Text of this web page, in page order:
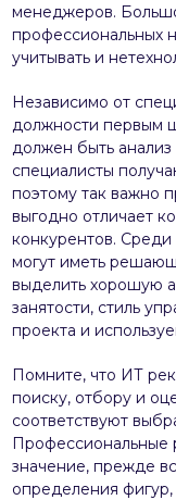
менеджеров.
профессиональных
учитывать и
Независимо от
должности первым
должен быть
специалисты
поэтому так важно
выгодно отличает
конкурентов.
могут иметь
выделить хорошую
занятости, стиль
проекта и
Помните, что ИТ
поиску, отбору и
соответствуют
значение, прежде
определения